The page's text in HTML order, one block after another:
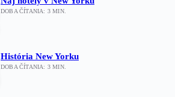
DOBA ČÍTANIA: 3 MIN.
História New Yorku
DOBA ČÍTANIA: 3 MIN.